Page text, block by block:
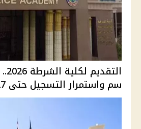
سم واستمرار التسجيل حتى 27 أغس...